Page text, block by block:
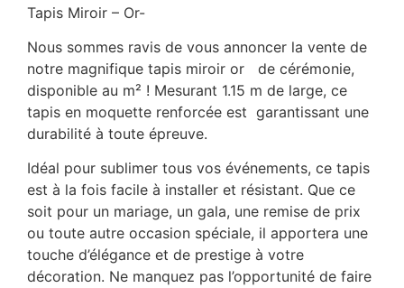
Tapis Miroir – Or-
Nous sommes ravis de vous annoncer la vente de
notre magnifique tapis miroir or de cérémonie,
disponible au m² ! Mesurant 1.15 m de large, ce
tapis en moquette renforcée est garantissant une
durabilité à toute épreuve.
Idéal pour sublimer tous vos événements, ce tapis
est à la fois facile à installer et résistant. Que ce
soit pour un mariage, un gala, une remise de prix
ou toute autre occasion spéciale, il apportera une
touche d’élégance et de prestige à votre
décoration. Ne manquez pas l’opportunité de faire